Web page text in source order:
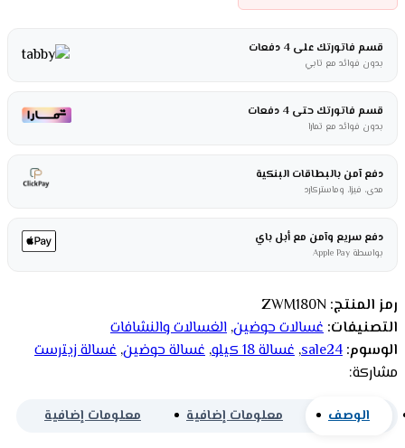
قسم فاتورتك على 4 دفعات
بدون فوائد مع تابي
قسم فاتورتك حتى 4 دفعات
بدون فوائد مع تمارا
دفع آمن بالبطاقات البنكية
مدى، فيزا، وماستركارد
دفع سريع وآمن مع أبل باي
بواسطة Apple Pay
رمز المنتج: ZWM180N
التصنيفات: غسالات حوضين, الغسالات والنشافات
الوسوم: sale24
, غسالة 18 كيلو , غسالة حوضين, غسالة زيترست
مشاركة:
الوصف معلومات إضافية معلومات إضافية